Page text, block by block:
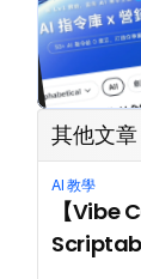
其他文章
AI 教學
【Vibe